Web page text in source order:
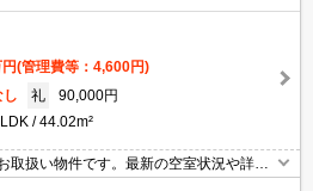
(管理費等：4,600円)
し 礼
90,000円
44.02m²
取扱い物件です。最新の空室状況や詳細
ください。